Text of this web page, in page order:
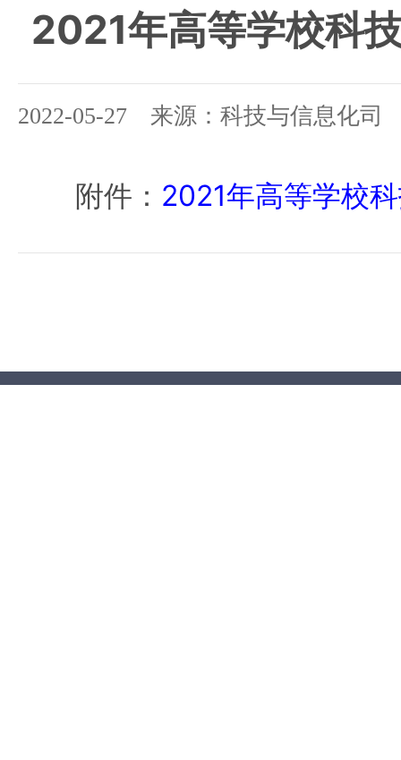
2021年高等学校科
2022-05-27 来源：科技与信息化司
附件： 2021年高等学校